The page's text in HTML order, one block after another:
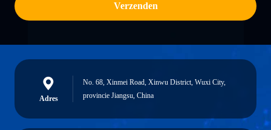
Verzenden
Adres
No. 68, Xinmei Road, Xinwu District, Wuxi City,
provincie Jiangsu, China